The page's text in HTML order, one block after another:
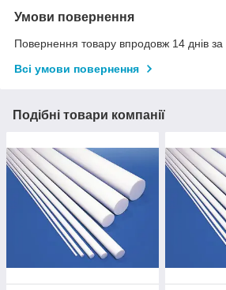
Умови повернення
Повернення товару впродовж 14 днів за
Всі умови повернення
Подібні товари компанії